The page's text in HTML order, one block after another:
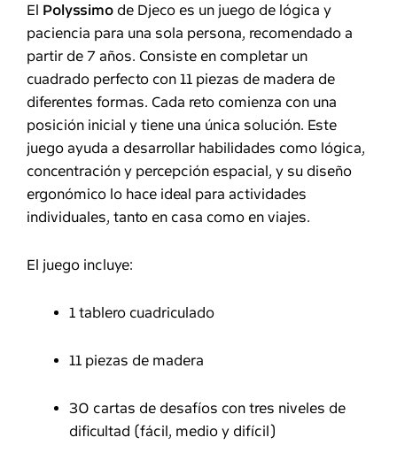
El Polyssimo de Djeco es un juego de lógica y
paciencia para una sola persona, recomendado a
partir de 7 años. Consiste en completar un
cuadrado perfecto con 11 piezas de madera de
diferentes formas. Cada reto comienza con una
posición inicial y tiene una única solución. Este
juego ayuda a desarrollar habilidades como lógica,
concentración y percepción espacial, y su diseño
ergonómico lo hace ideal para actividades
individuales, tanto en casa como en viajes.
El juego incluye:
1 tablero cuadriculado
11 piezas de madera
30 cartas de desafíos con tres niveles de
dificultad (fácil, medio y difícil)